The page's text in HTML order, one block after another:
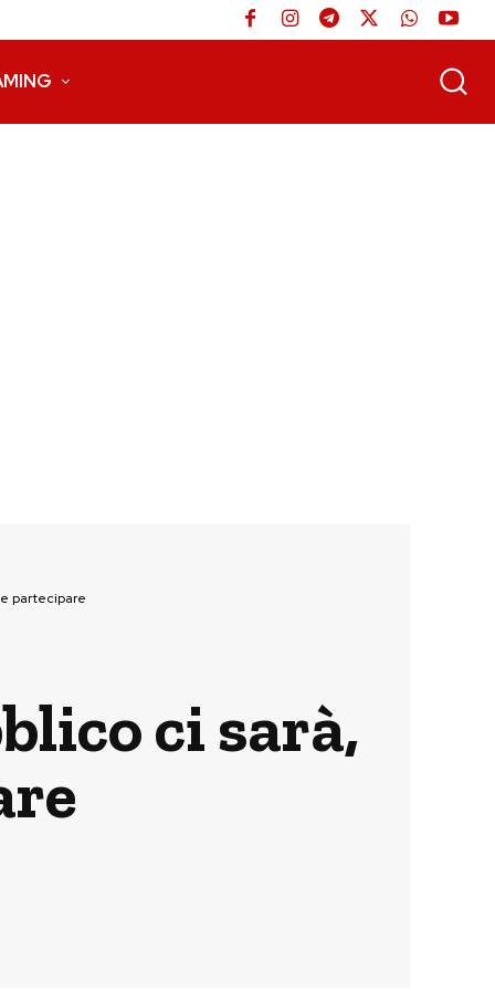
partecipare
ci sarà,